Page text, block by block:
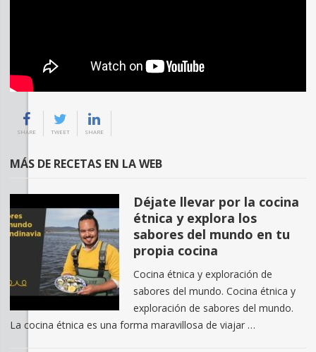
SHARE TWEET SHARE
MÁS DE RECETAS EN LA WEB
Déjate llevar por la cocina
étnica y explora los
sabores del mundo en tu
propia cocina
Cocina étnica y exploración de
sabores del mundo. Cocina étnica y
exploración de sabores del mundo.
La cocina étnica es una forma maravillosa de viajar …